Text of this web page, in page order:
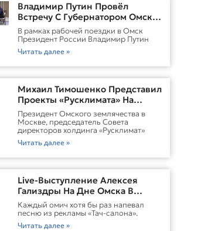
Владимир Путин Провёл
Встречу С Губернатором Омской
Области Виталием
ХоценкоИсточник
В рамках рабочей поездки в Омск
Президент России Владимир Путин
Читать далее »
Михаил Тимошенко Представил
Проекты «Русклимата» На
Форуме России И Казахстана
Президент Омского землячества в
Москве, председатель Совета
директоров холдинга «Русклимат»
Читать далее »
Live-Выступление Алексея
Гализдры На Дне Омска В
Москве
Каждый омич хотя бы раз напевал
песню из рекламы «Тач-салона».
Читать далее »